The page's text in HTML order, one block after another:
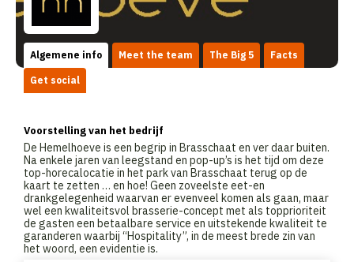
Algemene info Meet the team The Big 5 Facts
Get social
Voorstelling van het bedrijf
De Hemelhoeve is een begrip in Brasschaat en ver daar buiten.
Na enkele jaren van leegstand en pop-up’s is het tijd om deze
top-horecalocatie in het park van Brasschaat terug op de
kaart te zetten … en hoe! Geen zoveelste eet-en
drankgelegenheid waarvan er evenveel komen als gaan, maar
wel een kwaliteitsvol brasserie-concept met als topprioriteit
de gasten een betaalbare service en uitstekende kwaliteit te
garanderen waarbij “Hospitality”, in de meest brede zin van
het woord, een evidentie is.